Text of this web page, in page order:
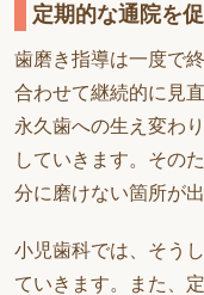
定期的な通院を
歯磨き指導は一度で
合わせて継続的に見
永久歯への生え変わ
していきます。その
分に磨けない箇所が
小児歯科では、そう
ていきます。また、